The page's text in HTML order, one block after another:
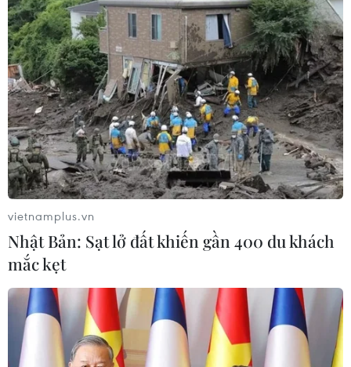
Công nghệ chụp 4 chiều giúp hiểu rõ hơn
về hội chứng "Long COVID"
24/09/2021 09:35
Công nghệ chụp 4 chiều sử dụng thuật toán và mô hình
toán học để chuyển đổi ảnh chụp X-quang thành dữ liệu
để có thể phân tích và đánh giá, rất hữu dụng đối với
bệnh nhân mắc hội chứng COVID kéo dài.
vietnamplus.vn
Nhật Bản: Sạt lở đất khiến gần 400 du khách
mắc kẹt